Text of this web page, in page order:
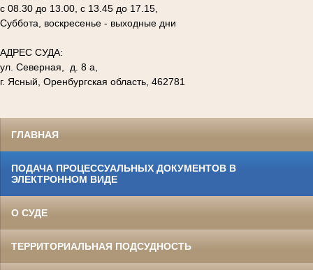
с 08.30 до 13.00, с 13.45 до 17.15,
Суббота, воскресенье - выходные дни
АДРЕС СУДА:
ул. Северная, д. 8 а,
г. Ясный, Оренбургская область, 462781
ГЛАВНАЯ
ПОДАЧА ПРОЦЕССУАЛЬНЫХ ДОКУМЕНТОВ В
ЭЛЕКТРОННОМ ВИДЕ
О СУДЕ
ТЕРРИТОРИАЛЬНАЯ ПОДСУДНОСТЬ